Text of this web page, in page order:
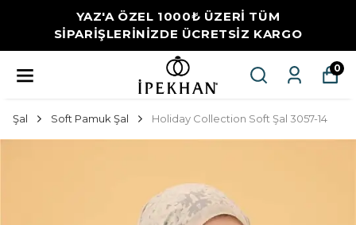
YAZ'A ÖZEL 1000₺ ÜZERİ TÜM
SİPARİŞLERİNİZDE ÜCRETSİZ KARGO
0
Şal Soft Pamuk Şal Holiday Collection Soft Şal 3057-14